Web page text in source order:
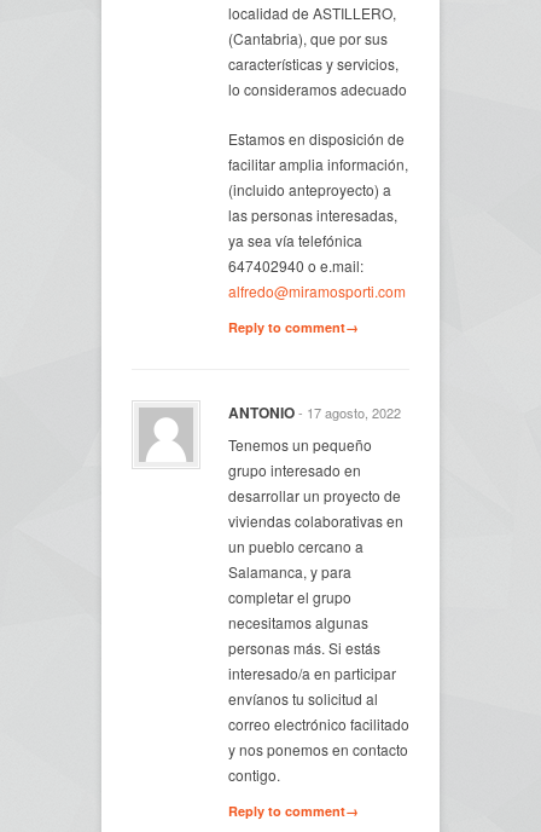
localidad de ASTILLERO,
(Cantabria), que por sus
características y servicios,
lo consideramos adecuado
Estamos en disposición de
facilitar amplia información,
(incluido anteproyecto) a
las personas interesadas,
ya sea vía telefónica
647402940 o e.mail:
alfredo@miramosporti.com
Reply to comment→
ANTONIO- 17 agosto, 2022
Tenemos un pequeño
grupo interesado en
desarrollar un proyecto de
viviendas colaborativas en
un pueblo cercano a
Salamanca, y para
completar el grupo
necesitamos algunas
personas más. Si estás
interesado/a en participar
envíanos tu solicitud al
correo electrónico facilitado
y nos ponemos en contacto
contigo.
Reply to comment→